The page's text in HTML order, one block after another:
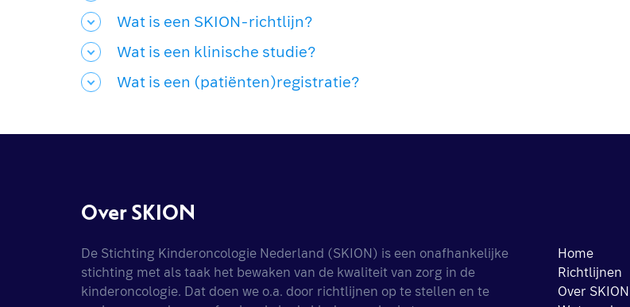
Wat is een SKION-richtlijn?
Wat is een klinische studie?
Wat is een (patiënten)registratie?
Over SKION
De Stichting Kinderoncologie Nederland (SKION) is een onafhankelijke
stichting met als taak het bewaken van de kwaliteit van zorg in de
kinderoncologie. Dat doen we o.a. door richtlijnen op te stellen en te
Home
Richtlijnen
Over SKION